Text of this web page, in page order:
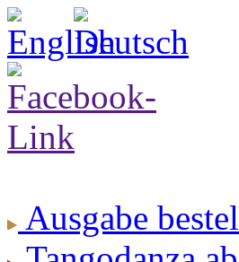
Ausgabe